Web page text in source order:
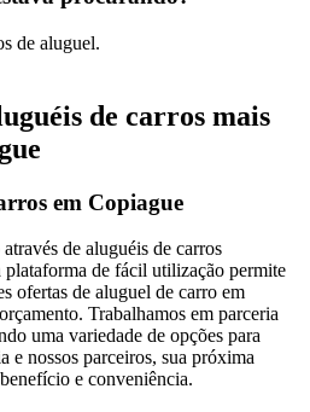
de aluguel.
de carros mais
em Copiague
de aluguéis de carros
plataforma de fácil utilização permite
ofertas de aluguel de carro em
Trabalhamos em parceria
uma variedade de opções para
e nossos parceiros, sua próxima
e conveniência.